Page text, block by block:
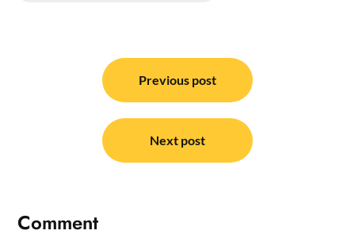
Previous post
Next post
Comment